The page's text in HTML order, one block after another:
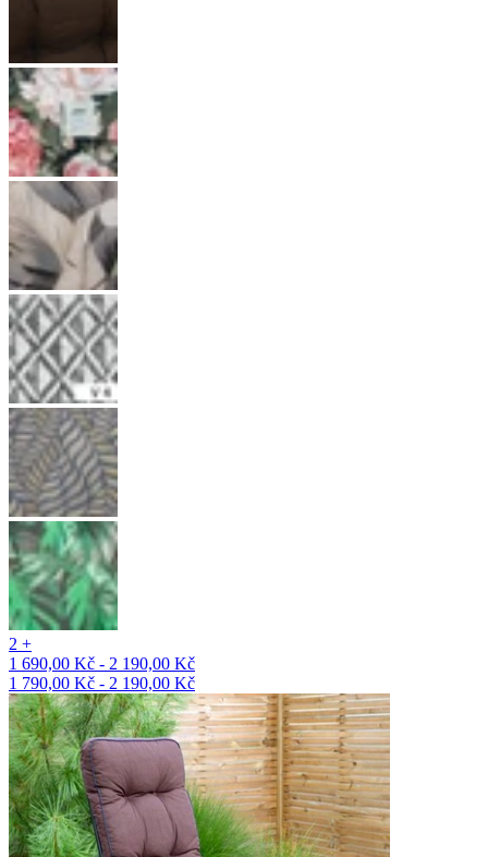
2 +
1 690,00 Kč - 2 190,00 Kč
1 790,00 Kč - 2 190,00 Kč